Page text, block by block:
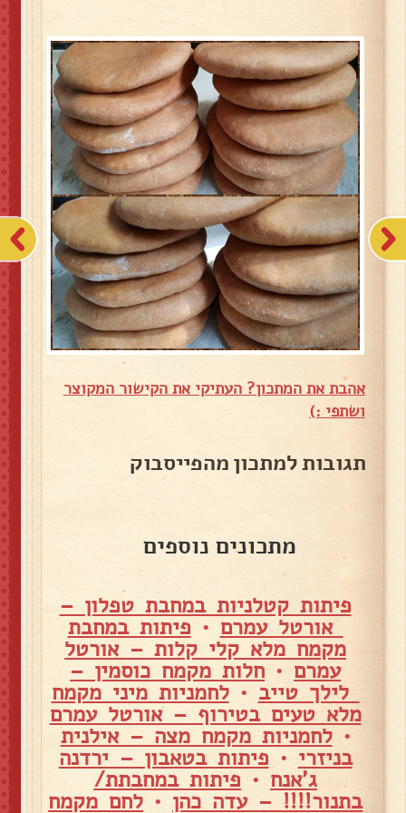
אהבת את המתכון? העתיקי את הקישור המקוצר
ושתפי :)
תגובות למתכון מהפייסבוק
מתכונים נוספים
פיתות קטלניות במחבת טפלון –
אורטל עמרם • פיתות במחבת
מקמח מלא קלי קלות – אורטל
עמרם • חלות מקמח כוסמין –
לילך טייב •לחמניות מיני מקמח
מלא טעים בטירוף – אורטל עמרם
•לחמניות מקמח מצה – אילנית
בניזרי • פיתות בטאבון – ירדנה
ג'אנח • פיתות במחבתת/
בתנור!!!! – עדה כהן • לחם מקמח